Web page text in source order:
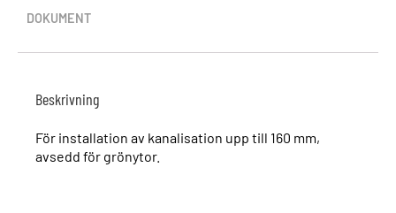
DOKUMENT
Beskrivning
För installation av kanalisation upp till 160 mm,
avsedd för grönytor.